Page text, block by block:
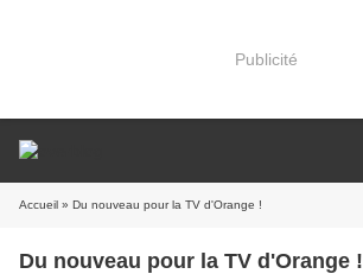
Publicité
Accueil » Du nouveau pour la TV d'Orange !
Du nouveau pour la TV d'Orange !